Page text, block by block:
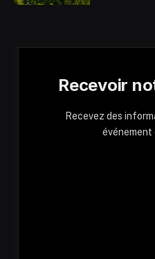
Recevoir
Recevez des
événement